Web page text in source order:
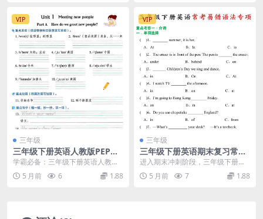
VIP
三年级
三年级下册英语人教版PEP重
点单词与核心句子默写单同步
专项练习电子版
学霸必备：三年级下册英语人教版P
EP重点单词与句子默写单详解 进入
三年级下册英语...
5 月前 6 1.88
VIP
三年级
三年级下册英语期末复习常考
易错题专项突破练习电子版
进入期末冲刺阶段，三年级下册英
语的学习重点不仅在于单词背诵，
更在于对基础语法的灵...
5 月前 7 1.88